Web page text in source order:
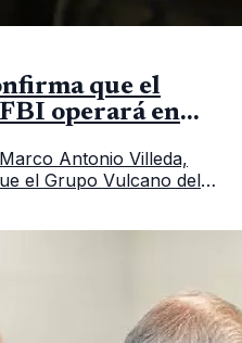
que el
operará en
Antonio Villeda,
el Grupo Vulcano del
del Ministerio